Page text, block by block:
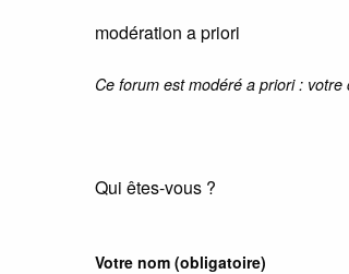
modération a priori
Ce forum est modéré a priori : votre
Qui êtes-vous ?
Votre nom (obligatoire)